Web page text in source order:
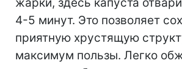
4-5 минут. Это позволяет
приятную хрустящую
максимум пользы. Легко